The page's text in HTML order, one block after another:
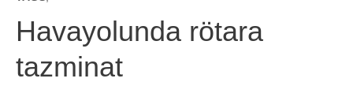
Havayolunda rötara
tazminat